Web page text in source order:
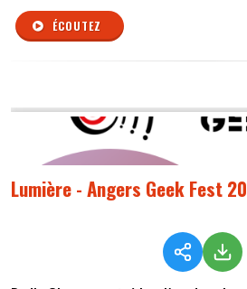
ÉCOUTEZ
Lumière - Angers Geek Fest